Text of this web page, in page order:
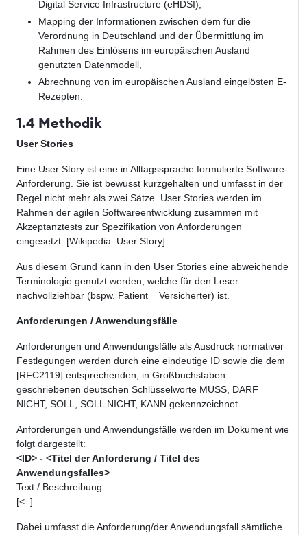
Digital Service Infrastructure (eHDSI),
Mapping der Informationen zwischen dem für die
Verordnung in Deutschland und der Übermittlung im
Rahmen des Einlösens im europäischen Ausland
genutzten Datenmodell,
Abrechnung von im europäischen Ausland eingelösten E-
Rezepten.
1.4 Methodik
User Stories
Eine User Story ist eine in Alltagssprache formulierte Software-
Anforderung. Sie ist bewusst kurzgehalten und umfasst in der
Regel nicht mehr als zwei Sätze. User Stories werden im
Rahmen der agilen Softwareentwicklung zusammen mit
Akzeptanztests zur Spezifikation von Anforderungen
eingesetzt. [Wikipedia: User Story]
Aus diesem Grund kann in den User Stories eine abweichende
Terminologie genutzt werden, welche für den Leser
nachvollziehbar (bspw. Patient = Versicherter) ist.
Anforderungen / Anwendungsfälle
Anforderungen und Anwendungsfälle als Ausdruck normativer
Festlegungen werden durch eine eindeutige ID sowie die dem
[RFC2119] entsprechenden, in Großbuchstaben
geschriebenen deutschen Schlüsselworte MUSS, DARF
NICHT, SOLL, SOLL NICHT, KANN gekennzeichnet.
Anforderungen und Anwendungsfälle werden im Dokument wie
folgt dargestellt:
<ID> - <Titel der Anforderung / Titel des
Anwendungsfalles>
Text / Beschreibung
[<=]
Dabei umfasst die Anforderung/der Anwendungsfall sämtliche